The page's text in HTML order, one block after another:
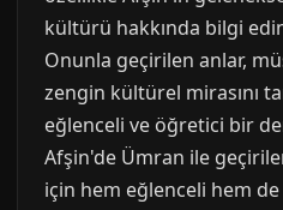
kültürü hakkında bilgi
Onunla geçirilen anlar,
zengin kültürel mirasını
eğlenceli ve öğretici bir
Afşin'de Ümran ile
için hem eğlenceli hem